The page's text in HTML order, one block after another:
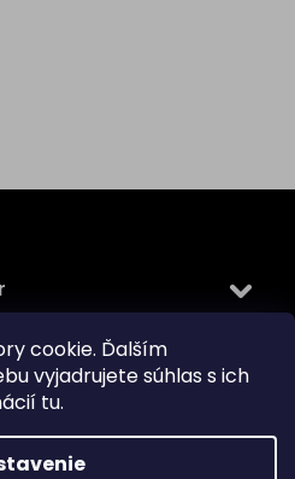
cookie. Ďalším
vyjadrujete súhlas s ich
tu.
budeme zasielať informácie
e-shope.
spodmienkami ochrany